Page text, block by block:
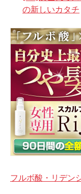
の新しいカタチ
フルボ酸・リデン